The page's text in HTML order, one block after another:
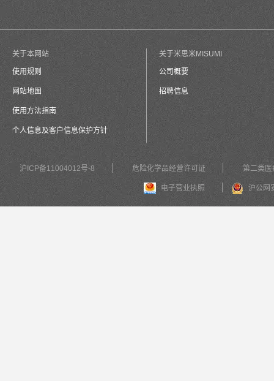
关于本网站
使用规则
网站地图
使用方法指南
个人信息及客户信息保护方针
关于米思米MISUMI
公司概要
招聘信息
沪ICP备11004012号-8 危险化学品经营许可证 第二类医
电子营业执照 沪公网